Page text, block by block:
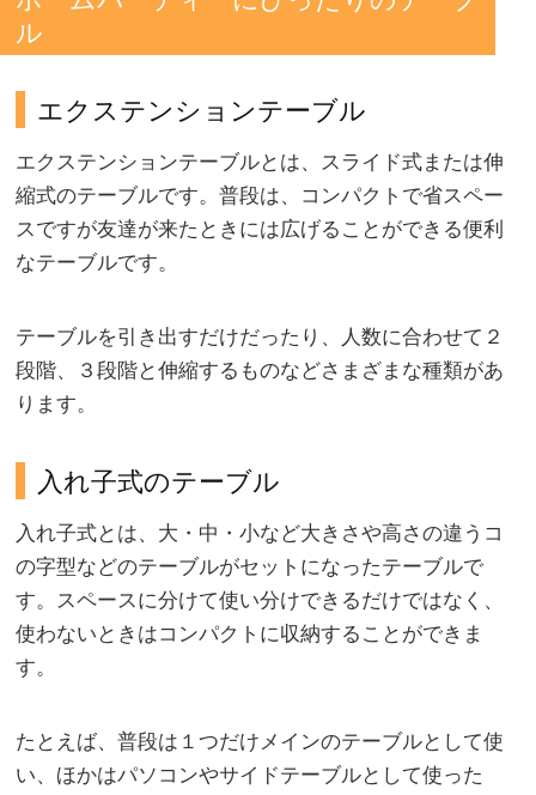
ル
エクステンションテーブル
エクステンションテーブルとは、スライド式または伸
縮式のテーブルです。普段は、コンパクトで省スペー
スですが友達が来たときには広げることができる便利
なテーブルです。
テーブルを引き出すだけだったり、人数に合わせて２
段階、３段階と伸縮するものなどさまざまな種類があ
ります。
入れ子式のテーブル
入れ子式とは、大・中・小など大きさや高さの違うコ
の字型などのテーブルがセットになったテーブルで
す。スペースに分けて使い分けできるだけではなく、
使わないときはコンパクトに収納することができま
す。
たとえば、普段は１つだけメインのテーブルとして使
い、ほかはパソコンやサイドテーブルとして使った